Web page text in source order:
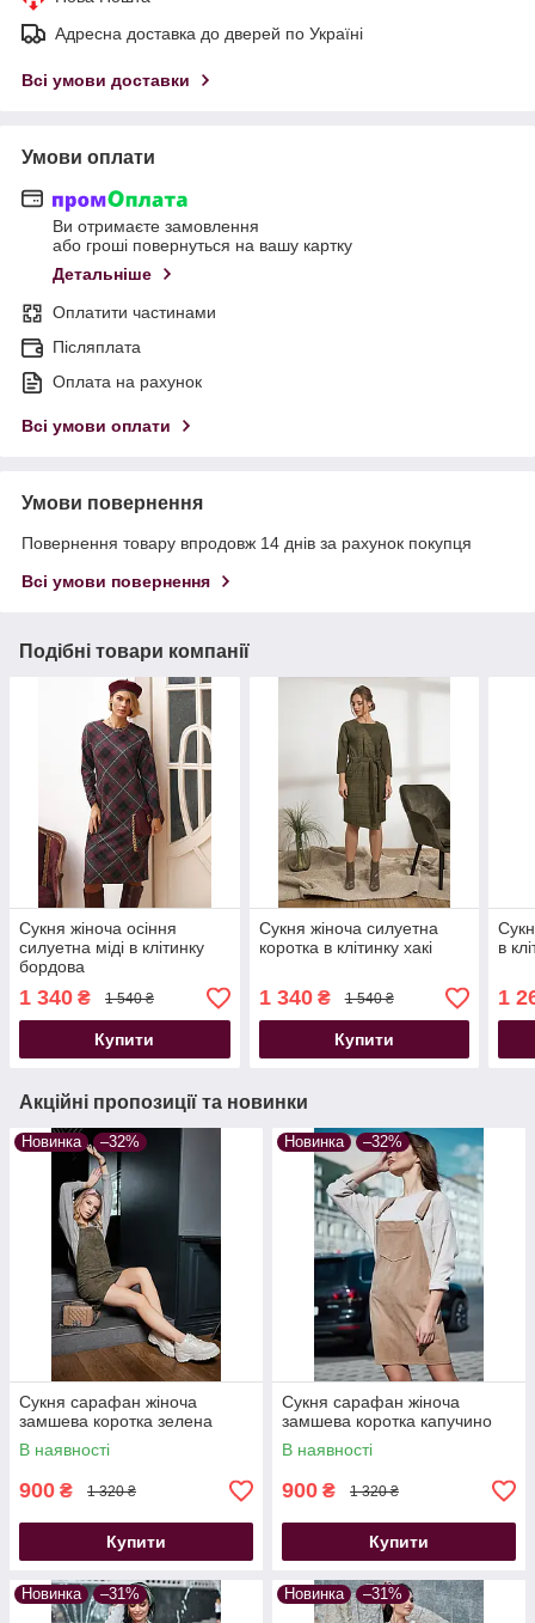
Адресна доставка до дверей по Україні
Всі умови доставки
Умови оплати
Ви отримаєте замовлення
або гроші повернуться на вашу картку
Детальніше
Оплатити частинами
Післяплата
Оплата на рахунок
Всі умови оплати
Умови повернення
Повернення товару впродовж 14 днів за рахунок покупця
Всі умови повернення
Подібні товари компанії
Сукня жіноча осіння
силуетна міді в клітинку
бордова
1 340 ₴ 1 540 ₴
Купити
Сукня жіноча силуетна
коротка в клітинку хакі
1 340₴ 1 540 ₴
Купити
в
1
Акційні пропозиції та новинки
Новинка –32%
Сукня сарафан жіноча
замшева коротка зелена
В наявності
900 ₴ 1 320 ₴
Купити
Новинка –32%
Сукня сарафан жіноча
замшева коротка капучино
В наявності
900 ₴ 1 320 ₴
Купити
Новинка –31% Новинка –31%